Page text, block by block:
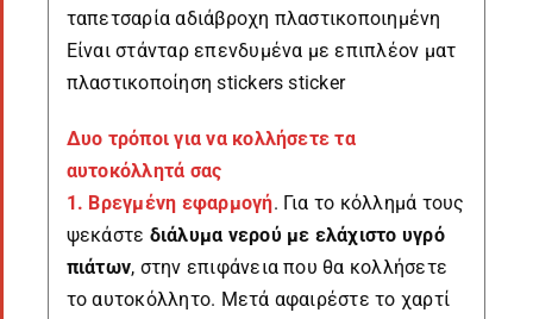
ταπετσαρία αδιάβροχη πλαστικοποιημένη
Είναι στάνταρ επενδυμένα με επιπλέον ματ
πλαστικοποίηση stickers sticker
Δυο τρόποι για να κολλήσετε τα
αυτοκόλλητά σας
1. Βρεγμένη εφαρμογή. Για το κόλλημά τους
ψεκάστε διάλυμα νερού με ελάχιστο υγρό
πιάτων, στην επιφάνεια που θα κολλήσετε
το αυτοκόλλητο. Μετά αφαιρέστε το χαρτί